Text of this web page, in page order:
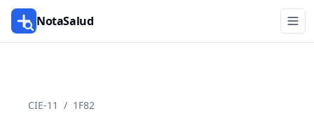
NotaSalud
CIE-11 / 1F82